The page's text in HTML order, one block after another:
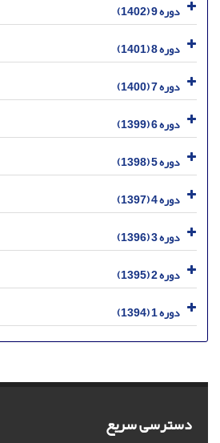
دوره 9 (1402)
دوره 8 (1401)
دوره 7 (1400)
دوره 6 (1399)
دوره 5 (1398)
دوره 4 (1397)
دوره 3 (1396)
دوره 2 (1395)
دوره 1 (1394)
دسترسی سریع